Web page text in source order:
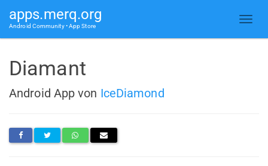
apps.merq.org
Android Community • App Store
Diamant
Android App von IceDiamond